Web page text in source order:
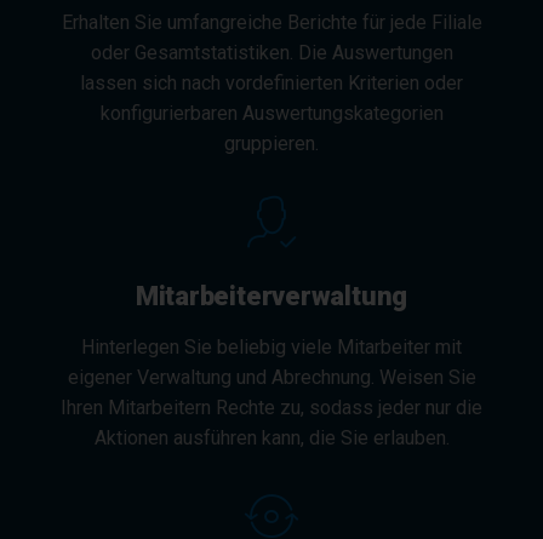
Erhalten Sie umfangreiche Berichte für jede Filiale
oder Gesamtstatistiken. Die Auswertungen
lassen sich nach vordefinierten Kriterien oder
konfigurierbaren Auswertungskategorien
gruppieren.
Mitarbeiterverwaltung
Hinterlegen Sie beliebig viele Mitarbeiter mit
eigener Verwaltung und Abrechnung. Weisen Sie
Ihren Mitarbeitern Rechte zu, sodass jeder nur die
Aktionen ausführen kann, die Sie erlauben.